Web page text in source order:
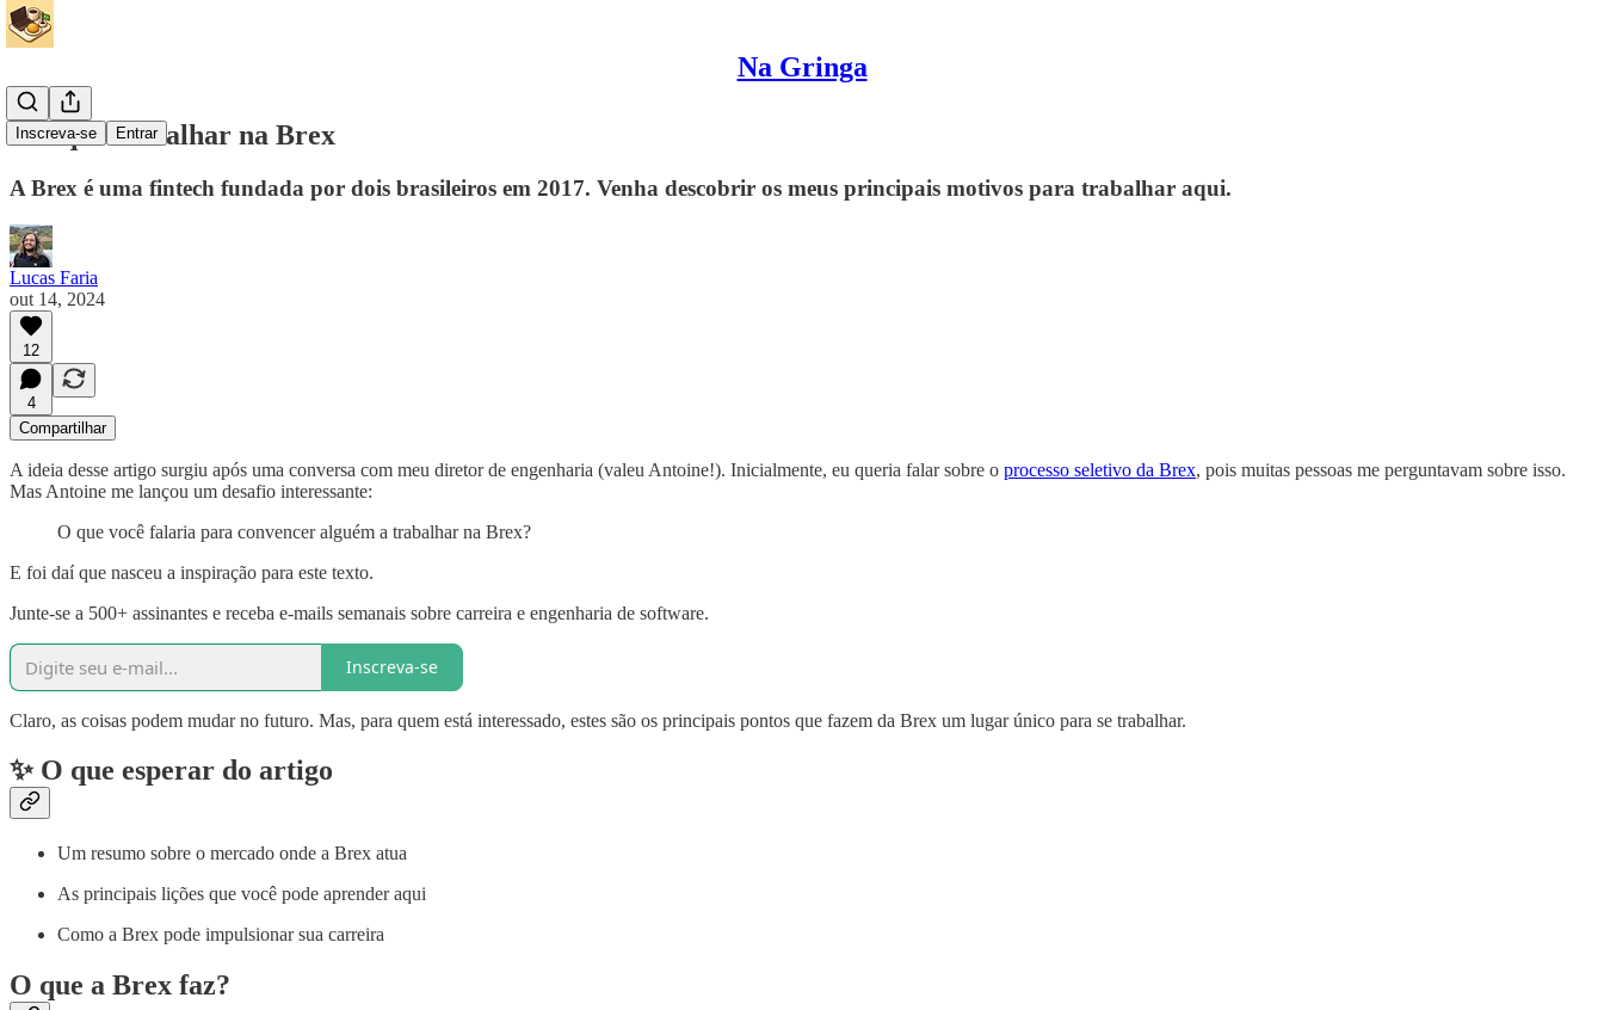
Na Gringa
Inscreva-se Entrar
Por que trabalhar na Brex
A Brex é uma fintech fundada por dois brasileiros em 2017. Venha descobrir os meus principais motivos para trabalhar aqui.
Lucas Faria
out 14, 2024
12
4
Compartilhar
A ideia desse artigo surgiu após uma conversa com meu diretor de engenharia (valeu Antoine!). Inicialmente, eu queria falar sobre o processo seletivo da Brex, pois muitas pessoas me perguntavam sobre isso.
Mas Antoine me lançou um desafio interessante:
O que você falaria para convencer alguém a trabalhar na Brex?
E foi daí que nasceu a inspiração para este texto.
Junte-se a 500+ assinantes e receba e-mails semanais sobre carreira e engenharia de software.
Inscreva-se
Claro, as coisas podem mudar no futuro. Mas, para quem está interessado, estes são os principais pontos que fazem da Brex um lugar único para se trabalhar.
✨ O que esperar do artigo
Um resumo sobre o mercado onde a Brex atua
As principais lições que você pode aprender aqui
Como a Brex pode impulsionar sua carreira
O que a Brex faz?